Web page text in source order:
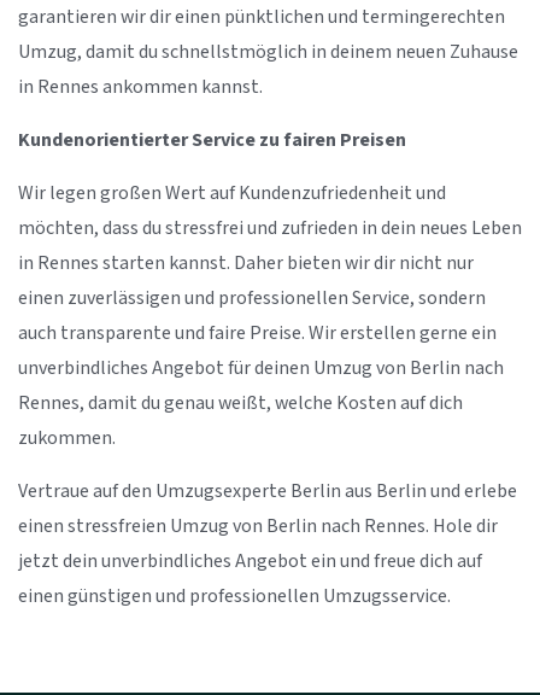
garantieren wir dir einen pünktlichen und termingerechten
Umzug, damit du schnellstmöglich in deinem neuen Zuhause
in Rennes ankommen kannst.
Kundenorientierter Service zu fairen Preisen
Wir legen großen Wert auf Kundenzufriedenheit und
möchten, dass du stressfrei und zufrieden in dein neues Leben
in Rennes starten kannst. Daher bieten wir dir nicht nur
einen zuverlässigen und professionellen Service, sondern
auch transparente und faire Preise. Wir erstellen gerne ein
unverbindliches Angebot für deinen Umzug von Berlin nach
Rennes, damit du genau weißt, welche Kosten auf dich
zukommen.
Vertraue auf den Umzugsexperte Berlin aus Berlin und erlebe
einen stressfreien Umzug von Berlin nach Rennes. Hole dir
jetzt dein unverbindliches Angebot ein und freue dich auf
einen günstigen und professionellen Umzugsservice.